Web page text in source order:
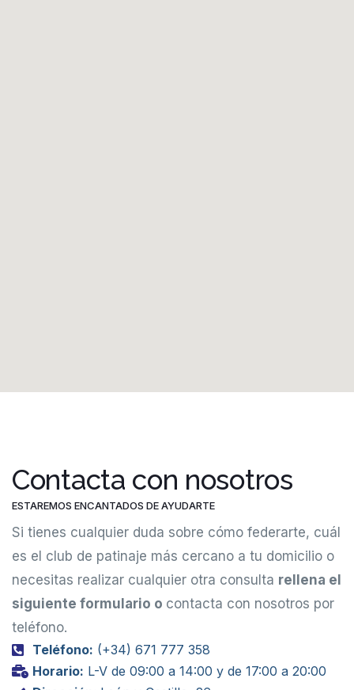
Contacta con nosotros
ESTAREMOS ENCANTADOS DE AYUDARTE
Si tienes cualquier duda sobre cómo federarte, cuál
es el club de patinaje más cercano a tu domicilio o
necesitas realizar cualquier otra consulta rellena el
siguiente formulario o contacta con nosotros por
teléfono.
Teléfono: (+34) 671 777 358
Horario: L-V de 09:00 a 14:00 y de 17:00 a 20:00